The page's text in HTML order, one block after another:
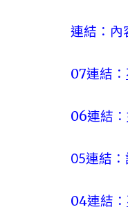
連結 ：
07連結：
06連結：
05連結
04連結：